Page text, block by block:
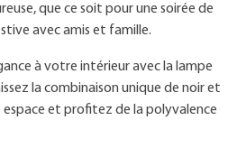
que ce soit pour une soirée de
avec amis et famille.
à votre intérieur avec la lampe
la combinaison unique de noir et
et profitez de la polyvalence